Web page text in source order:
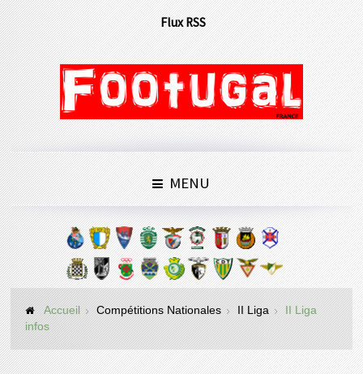
Flux RSS
MENU
Accueil Compétitions Nationales II Liga
II Liga
infos